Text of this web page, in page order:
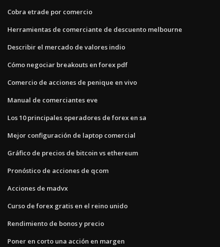
Cobra etrade por comercio
Herramientas de comerciante de descuento melbourne
Describir el mercado de valores indio
Cómo negociar breakouts en forex pdf
Comercio de acciones de penique en vivo
Manual de comerciantes eve
Los 10 principales operadores de forex en sa
Mejor configuración de laptop comercial
Gráfico de precios de bitcoin vs ethereum
Pronóstico de acciones de qcom
Acciones de madvx
Curso de forex gratis en el reino unido
Rendimiento de bonos y precio
Poner en corto una acción en margen